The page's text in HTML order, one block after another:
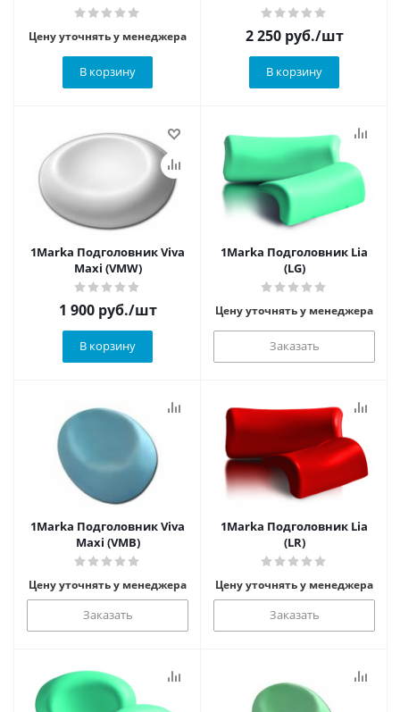
Цену уточнять у менеджера
В корзину
2 250руб./шт
В корзину
1Marka Подголовник Viva
Maxi (VMW)
1 900руб./шт
В корзину
1Marka Подголовник Lia
(LG)
Цену уточнять у менеджера
Заказать
1Marka Подголовник Viva
Maxi (VMB)
Цену уточнять у менеджера
Заказать
1Marka Подголовник Lia
(LR)
Цену уточнять у менеджера
Заказать